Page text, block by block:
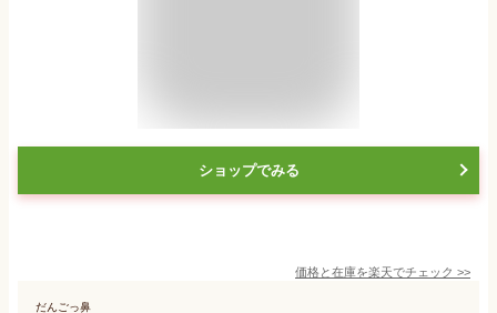
ショップでみる
価格と在庫を楽天でチェック >>
だんごっ鼻